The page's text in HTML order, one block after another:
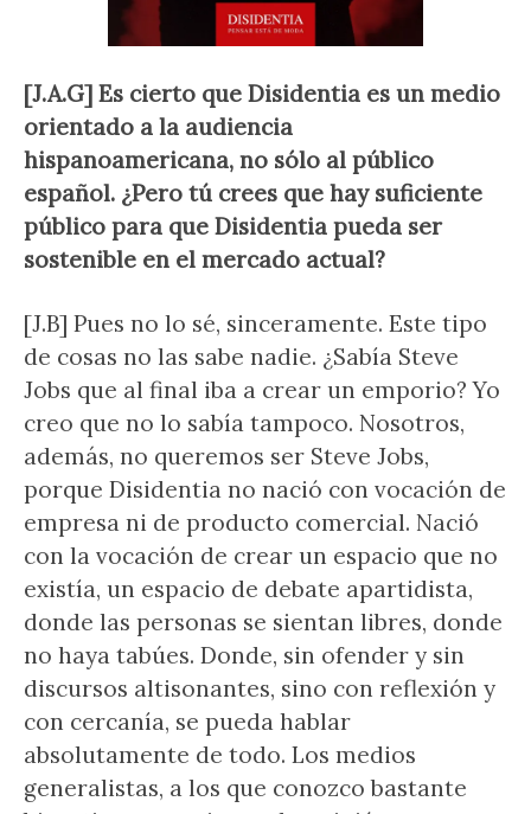
[J.A.G] Es cierto que Disidentia es un medio
orientado a la audiencia
hispanoamericana, no sólo al público
español. ¿Pero tú crees que hay suficiente
público para que Disidentia pueda ser
sostenible en el mercado actual?
[J.B] Pues no lo sé, sinceramente. Este tipo
de cosas no las sabe nadie. ¿Sabía Steve
Jobs que al final iba a crear un emporio? Yo
creo que no lo sabía tampoco. Nosotros,
además, no queremos ser Steve Jobs,
porque Disidentia no nació con vocación de
empresa ni de producto comercial. Nació
con la vocación de crear un espacio que no
existía, un espacio de debate apartidista,
donde las personas se sientan libres, donde
no haya tabúes. Donde, sin ofender y sin
discursos altisonantes, sino con reflexión y
con cercanía, se pueda hablar
absolutamente de todo. Los medios
generalistas, a los que conozco bastante